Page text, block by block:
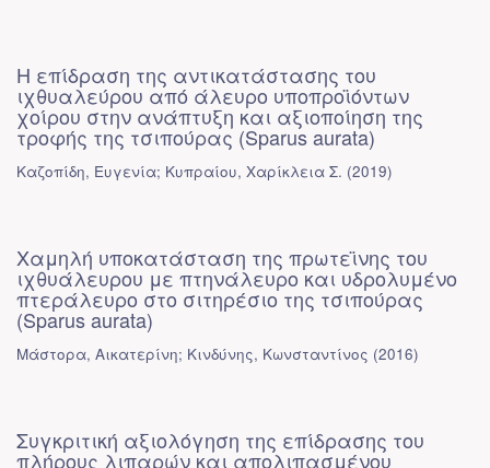
H επίδραση της αντικατάστασης του
ιχθυαλεύρου από άλευρο υποπροϊόντων
χοίρου στην ανάπτυξη και αξιοποίηση της
τροφής της τσιπούρας (Sparus aurata)
Καζοπίδη, Ευγενία; Κυπραίου, Χαρίκλεια Σ. (2019)
Χαμηλή υποκατάσταση της πρωτεϊνης του
ιχθυάλευρου με πτηνάλευρο και υδρολυμένο
πτεράλευρο στο σιτηρέσιο της τσιπούρας
(Sparus aurata)
Μάστορα, Αικατερίνη; Κινδύνης, Κωνσταντίνος (2016)
Συγκριτική αξιολόγηση της επίδρασης του
πλήρους λιπαρών και απολιπασμένου